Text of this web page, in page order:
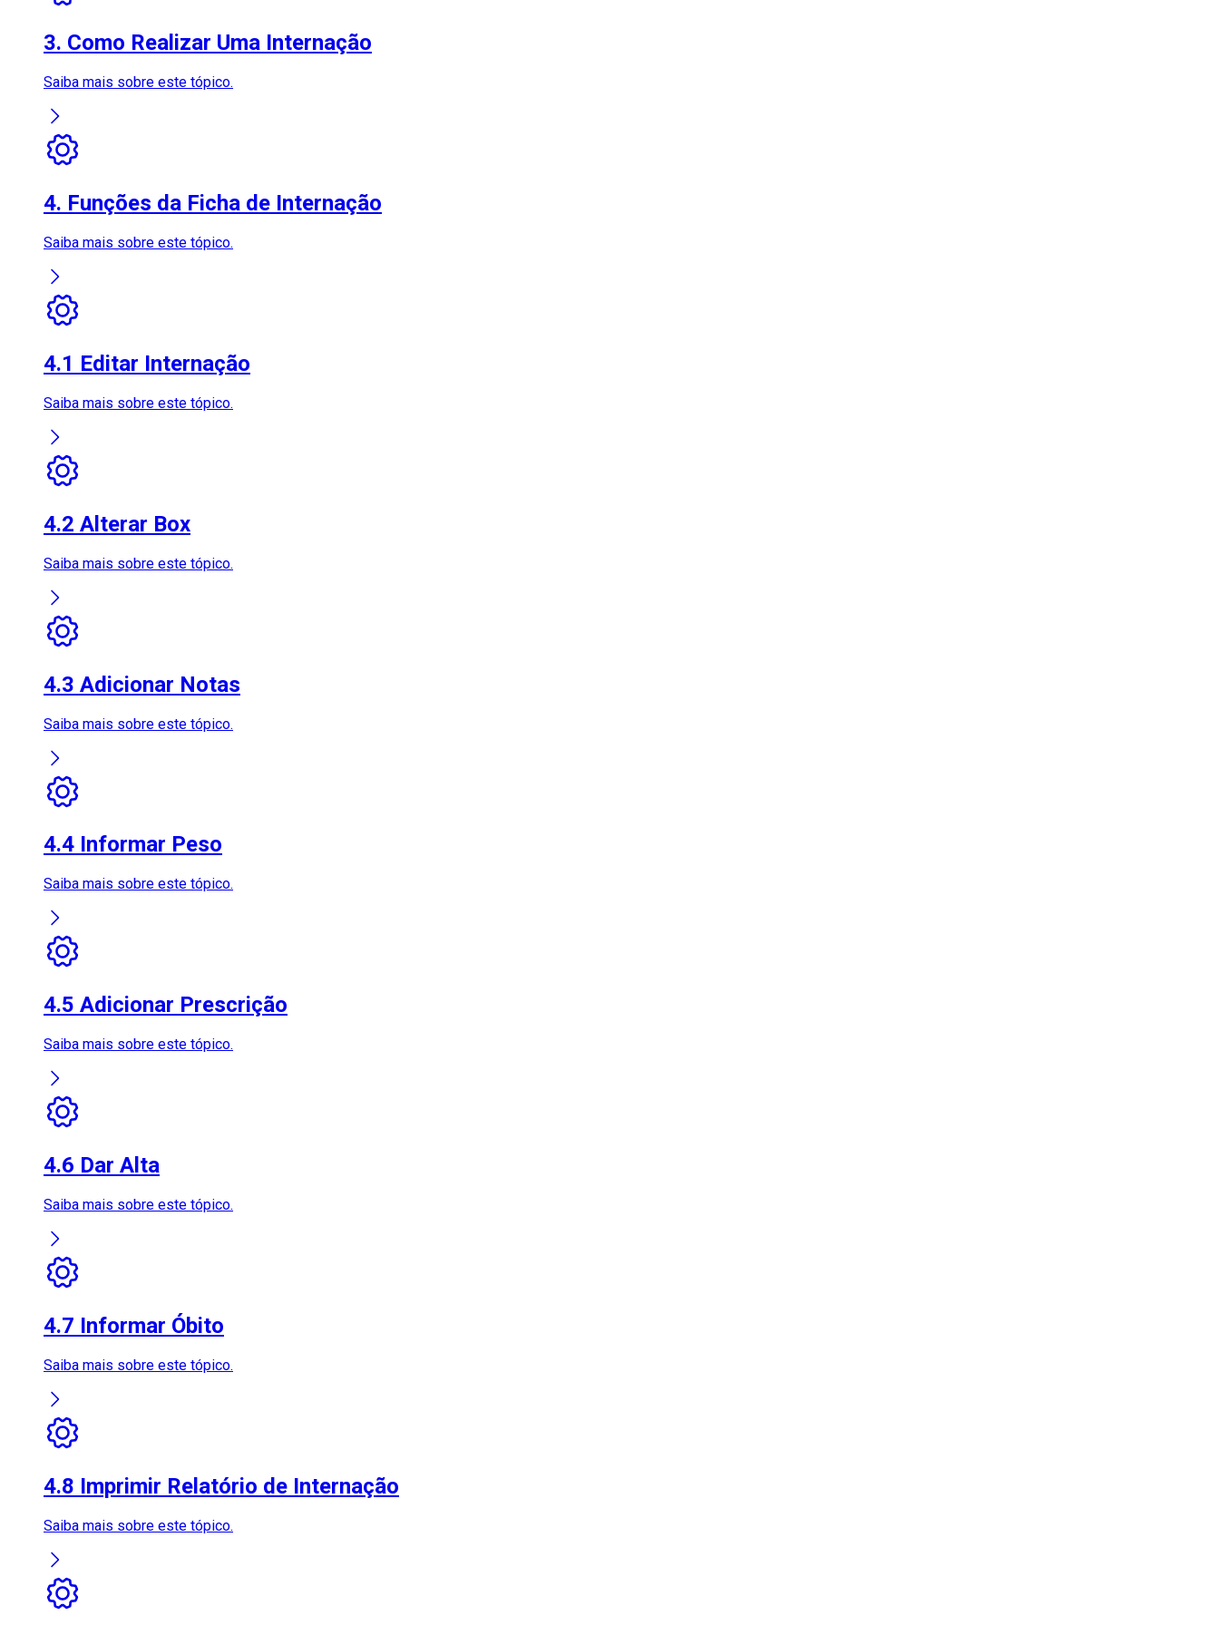
3. Como Realizar Uma Internação
Saiba mais sobre este tópico.
4. Funções da Ficha de Internação
Saiba mais sobre este tópico.
4.1 Editar Internação
Saiba mais sobre este tópico.
4.2 Alterar Box
Saiba mais sobre este tópico.
4.3 Adicionar Notas
Saiba mais sobre este tópico.
4.4 Informar Peso
Saiba mais sobre este tópico.
4.5 Adicionar Prescrição
Saiba mais sobre este tópico.
4.6 Dar Alta
Saiba mais sobre este tópico.
4.7 Informar Óbito
Saiba mais sobre este tópico.
4.8 Imprimir Relatório de Internação
Saiba mais sobre este tópico.